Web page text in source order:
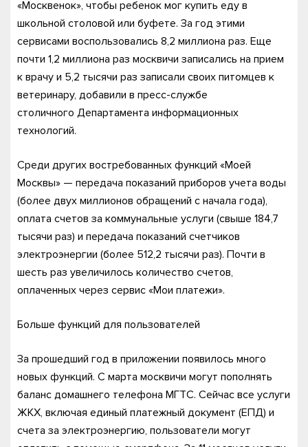
«Москвенок», чтобы ребенок мог купить еду в
школьной столовой или буфете. За год этими
сервисами воспользовались 8,2 миллиона раз. Еще
почти 1,2 миллиона раз москвичи записались на прием
к врачу и 5,2 тысячи раз записали своих питомцев к
ветеринару, добавили в пресс-службе
столичного Департамента информационных
технологий.
Среди других востребованных функций «Моей
Москвы» — передача показаний приборов учета воды
(более двух миллионов обращений с начала года),
оплата счетов за коммунальные услуги (свыше 184,7
тысячи раз) и передача показаний счетчиков
электроэнергии (более 512,2 тысячи раз). Почти в
шесть раз увеличилось количество счетов,
оплаченных через сервис «Мои платежи».
Больше функций для пользователей
За прошедший год в приложении появилось много
новых функций. С марта москвичи могут пополнять
баланс домашнего телефона МГТС. Сейчас все услуги
ЖКХ, включая единый платежный документ (ЕПД) и
счета за электроэнергию, пользователи могут